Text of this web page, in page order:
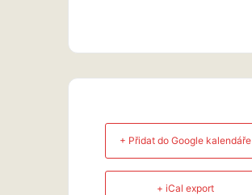
+ Přidat do Google kalendáře
+ iCal export